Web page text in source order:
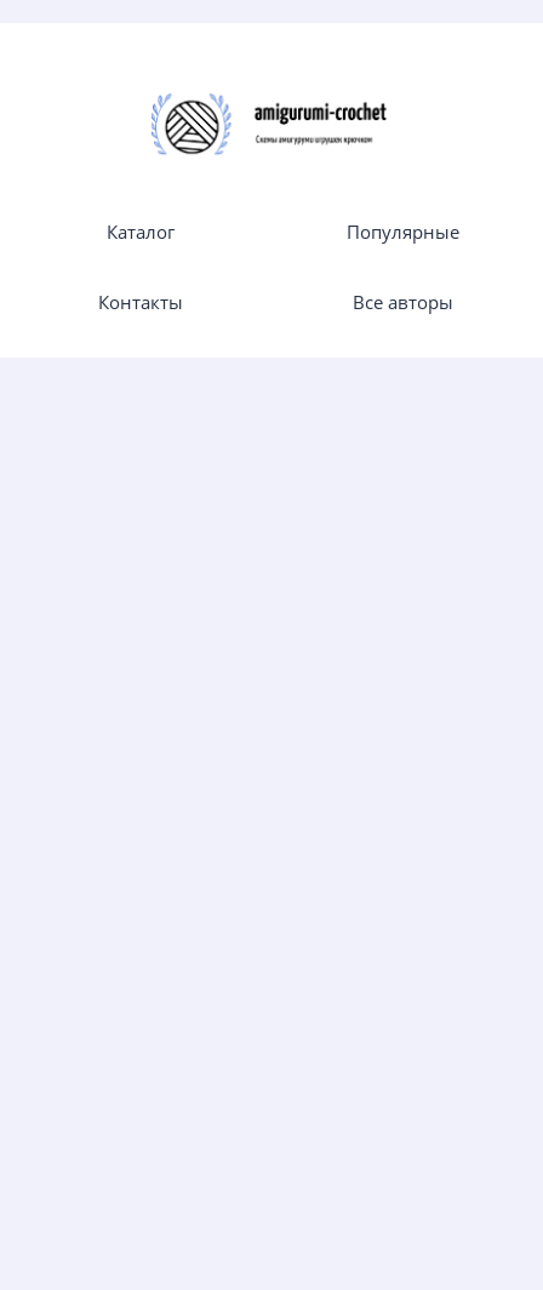
Каталог Популярные
Контакты Все авторы